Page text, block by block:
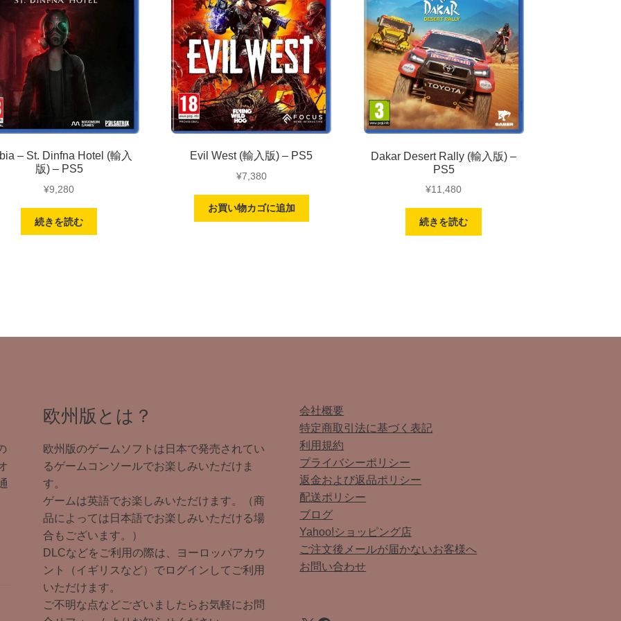
– St. Dinfna Hotel (輸入
版) – PS5
¥9,280
続きを読む
Evil West (輸入版) – PS5
¥7,380
お買い物カゴに追加
Dakar Desert Rally (輸入版) –
PS5
¥11,480
続きを読む
欧州版とは？
欧州版のゲームソフトは日本で発売されてい
るゲームコンソールでお楽しみいただけま
す。
ゲームは英語でお楽しみいただけます。（商
品によっては日本語でお楽しみいただける場
合もございます。）
DLCなどをご利用の際は、ヨーロッパアカウ
ント（イギリスなど）でログインしてご利用
いただけます。
ご不明な点などございましたらお気軽にお問
会社概要
特定商取引法に基づく表記
利用規約
プライバシーポリシー
返金および返品ポリシー
配送ポリシー
ブログ
Yahoo!ショッピング店
ご注文後メールが届かないお客様へ
お問い合わせ